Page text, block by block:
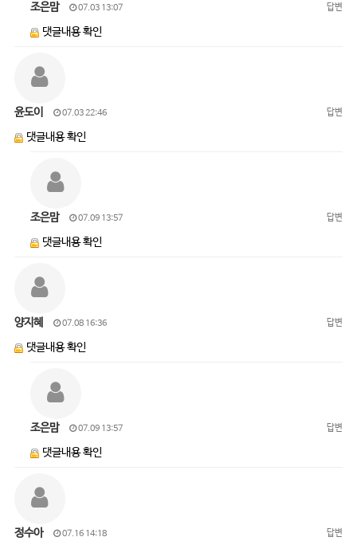
조은맘 07.03 13:07 답변
댓글내용 확인
윤도이 07.03 22:46 답변
댓글내용 확인
조은맘 07.09 13:57 답변
댓글내용 확인
양지혜 07.08 16:36 답변
댓글내용 확인
조은맘 07.09 13:57 답변
댓글내용 확인
정수아 07.16 14:18 답변